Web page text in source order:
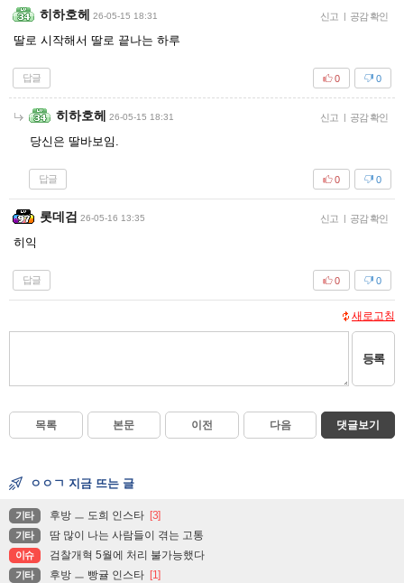
히하호헤 26-05-15 18:31 신고 | 공감 확인
딸로 시작해서 딸로 끝나는 하루
답글 0
0
히하호헤 26-05-15 18:31 신고 | 공감 확인
당신은 딸바보임.
답글 0
0
롯데검 26-05-16 13:35 신고 | 공감 확인
히익
답글 0
0
새로고침
등록
목록 본문 이전 다음 댓글보기
ㅇㅇㄱ 지금 뜨는 글
기타 후방 ㅡ 도희 인스타 [3]
기타 땀 많이 나는 사람들이 겪는 고통
이슈 검찰개혁 5월에 처리 불가능했다
기타 후방 ㅡ 빵귤 인스타 [1]